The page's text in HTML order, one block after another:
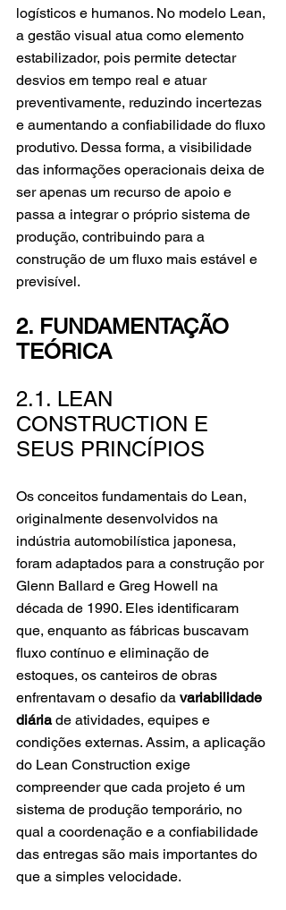
logísticos e humanos. No modelo Lean,
a gestão visual atua como elemento
estabilizador, pois permite detectar
desvios em tempo real e atuar
preventivamente, reduzindo incertezas
e aumentando a confiabilidade do fluxo
produtivo. Dessa forma, a visibilidade
das informações operacionais deixa de
ser apenas um recurso de apoio e
passa a integrar o próprio sistema de
produção, contribuindo para a
construção de um fluxo mais estável e
previsível.
2. FUNDAMENTAÇÃO
TEÓRICA
2.1. LEAN
CONSTRUCTION E
SEUS PRINCÍPIOS
Os conceitos fundamentais do Lean,
originalmente desenvolvidos na
indústria automobilística japonesa,
foram adaptados para a construção por
Glenn Ballard e Greg Howell na
década de 1990. Eles identificaram
que, enquanto as fábricas buscavam
fluxo contínuo e eliminação de
estoques, os canteiros de obras
enfrentavam o desafio da variabilidade
diária de atividades, equipes e
condições externas. Assim, a aplicação
do Lean Construction exige
compreender que cada projeto é um
sistema de produção temporário, no
qual a coordenação e a confiabilidade
das entregas são mais importantes do
que a simples velocidade.